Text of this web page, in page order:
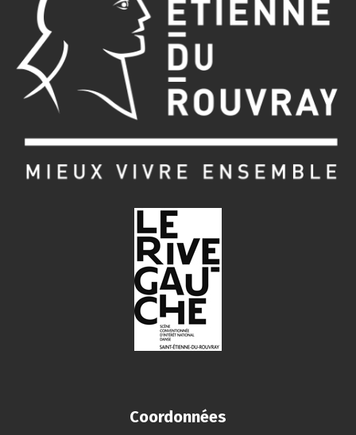
Coordonnées